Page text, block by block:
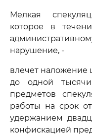
Мелкая
которое в
нарушение, -
влечет наложение
до одной
предметов
работы на срок
удержанием
конфискацией